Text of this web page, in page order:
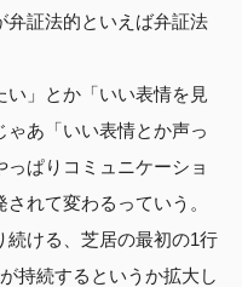
弁証法的といえば弁証法
」とか「いい表情を見
あ「いい表情とか声っ
ぱりコミュニケーショ
れて変わるっていう。
続ける、芝居の最初の1行
持続するというか拡大し